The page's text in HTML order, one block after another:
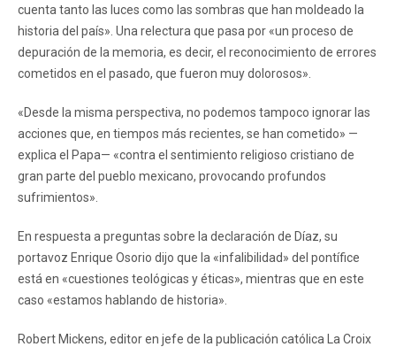
cuenta tanto las luces como las sombras que han moldeado la
historia del país». Una relectura que pasa por «un proceso de
depuración de la memoria, es decir, el reconocimiento de errores
cometidos en el pasado, que fueron muy dolorosos».
«Desde la misma perspectiva, no podemos tampoco ignorar las
acciones que, en tiempos más recientes, se han cometido» —
explica el Papa— «contra el sentimiento religioso cristiano de
gran parte del pueblo mexicano, provocando profundos
sufrimientos».
En respuesta a preguntas sobre la declaración de Díaz, su
portavoz Enrique Osorio dijo que la «infalibilidad» del pontífice
está en «cuestiones teológicas y éticas», mientras que en este
caso «estamos hablando de historia».
Robert Mickens, editor en jefe de la publicación católica La Croix